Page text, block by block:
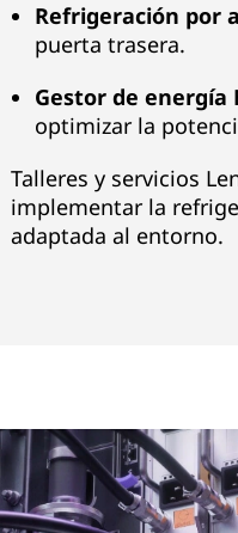
Refrigeración por
puerta trasera.
Gestor de energía
optimizar la
Talleres y servicios
implementar la
adaptada al entorno.